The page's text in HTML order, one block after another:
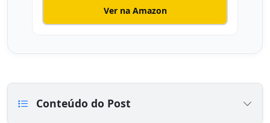
Ver na Amazon
Conteúdo do Post